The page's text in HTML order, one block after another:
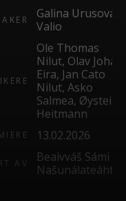
Galina Urusova
Valio
Ole Thomas
Nilut, Olav Johan
Eira, Jan Cato
Nilut, Asko
Salmea, Øystein
Heitmann
13.02.2026
AV
Beaivváš Sámi
Našunálateáhter